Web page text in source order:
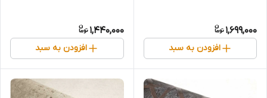
1,699,000
افزودن به سبد
1,440,000
افزودن به سبد